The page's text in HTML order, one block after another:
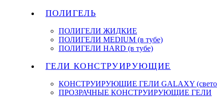
ПОЛИГЕЛЬ
ПОЛИГЕЛИ ЖИДКИЕ
ПОЛИГЕЛИ MEDIUM (в тубе)
ПОЛИГЕЛИ HARD (в тубе)
ГЕЛИ КОНСТРУИРУЮЩИЕ
КОНСТРУИРУЮЩИЕ ГЕЛИ GALAXY
ПРОЗРАЧНЫЕ КОНСТРУИРУЮЩИЕ ГЕЛИ